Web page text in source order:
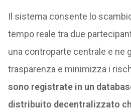
Il sistema consente lo
tempo reale tra due
una controparte centrale e ne
trasparenza e minimizza i
sono registrate in un
distribuito decentralizzato